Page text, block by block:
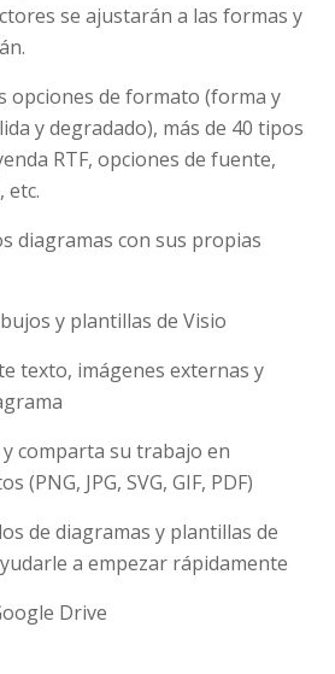
se ajustarán a las formas y
opciones de formato (forma y
y degradado), más de 40 tipos
RTF, opciones de fuente,
etc.
diagramas con sus propias
y plantillas de Visio
texto, imágenes externas y
comparta su trabajo en
(PNG, JPG, SVG, GIF, PDF)
de diagramas y plantillas de
a empezar rápidamente
Drive